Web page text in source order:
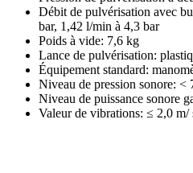
Débit de pulvérisation avec
bar, 1,42 l/min à 4,3 bar
Poids à vide: 7,6 kg
Lance de pulvérisation:
Équipement standard:
Niveau de pression sonore:
Niveau de puissance sonore
Valeur de vibrations: ≤ 2,0 m/